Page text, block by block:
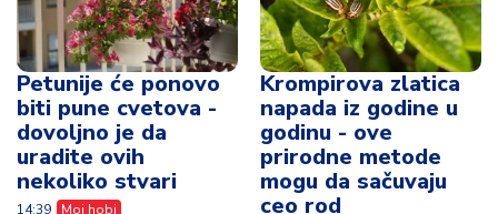
Petunije će ponovo
biti pune cvetova -
dovoljno je da
uradite ovih
nekoliko stvari
14:39 Moj hobi
Krompirova zlatica
napada iz godine u
godinu - ove
prirodne metode
mogu da sačuvaju
ceo rod